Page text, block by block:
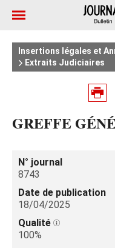
Insertions légales et
Extraits Judiciaires
GREFFE
N° journal
8743
Date de publication
18/04/2025
Qualité
100%